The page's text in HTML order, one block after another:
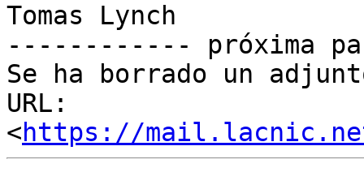
Tomas Lynch
------------ próxima
Se ha borrado un
URL:
<https://